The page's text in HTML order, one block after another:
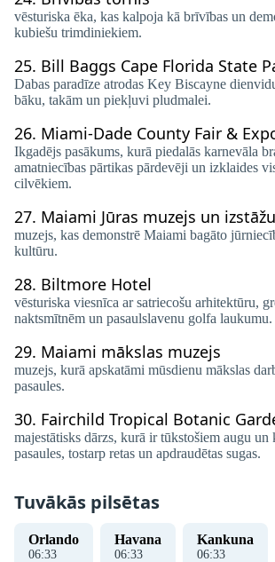
vēsturiska ēka, kas kalpoja kā brīvības un
kubiešu trimdiniekiem.
25. Bill Baggs Cape Florida State
Dabas paradīze atrodas Key Biscayne
bāku, takām un piekļuvi pludmalei.
26. Miami-Dade County Fair &
Ikgadējs pasākums, kurā piedalās karnevāla
amatniecības pārtikas pārdevēji un izklaides
cilvēkiem.
27. Maiami Jūras muzejs un
muzejs, kas demonstrē Maiami bagāto
kultūru.
28. Biltmore Hotel
vēsturiska viesnīca ar satriecošu arhitektūru,
naktsmītnēm un pasaulslavenu golfa laukumu.
29. Maiami mākslas muzejs
muzejs, kurā apskatāmi mūsdienu mākslas
pasaules.
30. Fairchild Tropical Botanic
majestātisks dārzs, kurā ir tūkstošiem augu un
pasaules, tostarp retas un apdraudētas sugas.
Tuvākās pilsētas
Orlando
06:33
Havana
06:33
Kankuna
06:33